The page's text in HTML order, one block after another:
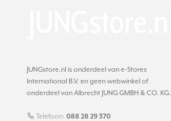
JUNGstore.nl is onderdeel van e-Stores
International B.V. en geen webwinkel of
onderdeel van Albrecht JUNG GMBH & CO. KG.
Telefoon: 088 28 29 370